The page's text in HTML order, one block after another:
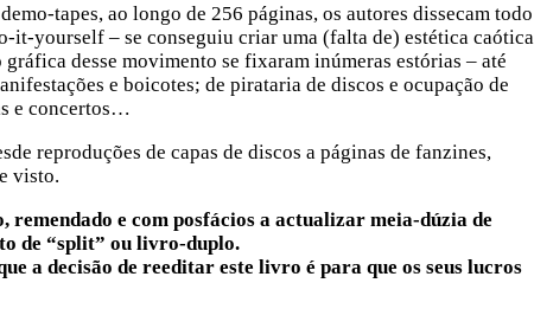
tapes, ao longo de 256 páginas, os autores dissecam todo
it-yourself – se conseguiu criar uma (falta de) estética caótica
desse movimento se fixaram inúmeras estórias – até
e boicotes; de pirataria de discos e ocupação de
e concertos…
reproduções de capas de discos a páginas de fanzines,
visto.
e com posfácios a actualizar meia-dúzia de
de “split” ou livro-duplo.
a decisão de reeditar este livro é para que os seus lucros